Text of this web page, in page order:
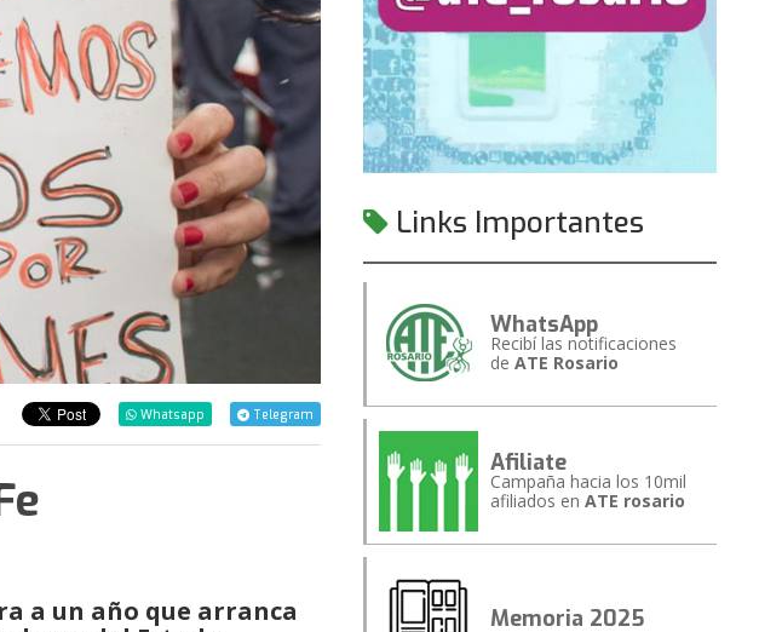
Telegram
Whatsapp
a un año que arranca
Links Importantes
WhatsApp
Recibí las notificaciones
de ATE Rosario
Afiliate
Campaña hacia los 10mil
afiliados en ATE rosario
Memoria 2025